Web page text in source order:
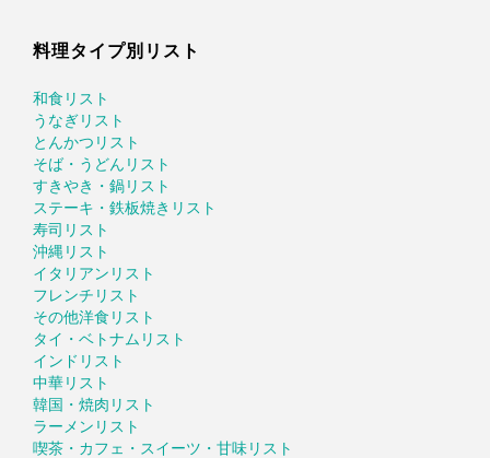
料理タイプ別リスト
和食リスト
うなぎリスト
とんかつリスト
そば・うどんリスト
すきやき・鍋リスト
ステーキ・鉄板焼きリスト
寿司リスト
沖縄リスト
イタリアンリスト
フレンチリスト
その他洋食リスト
タイ・ベトナムリスト
インドリスト
中華リスト
韓国・焼肉リスト
ラーメンリスト
喫茶・カフェ・スイーツ・甘味リスト